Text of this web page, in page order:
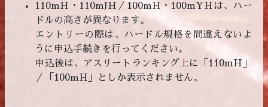
110mH・110mJH／100mH・100mYHは、ハー
ドルの高さが異なります。
エントリーの際は、ハードル規格を間違えないよ
うに申込手続きを行ってください。
申込後は、アスリートランキング上に「110mH」
／「100mH」としか表示されません。